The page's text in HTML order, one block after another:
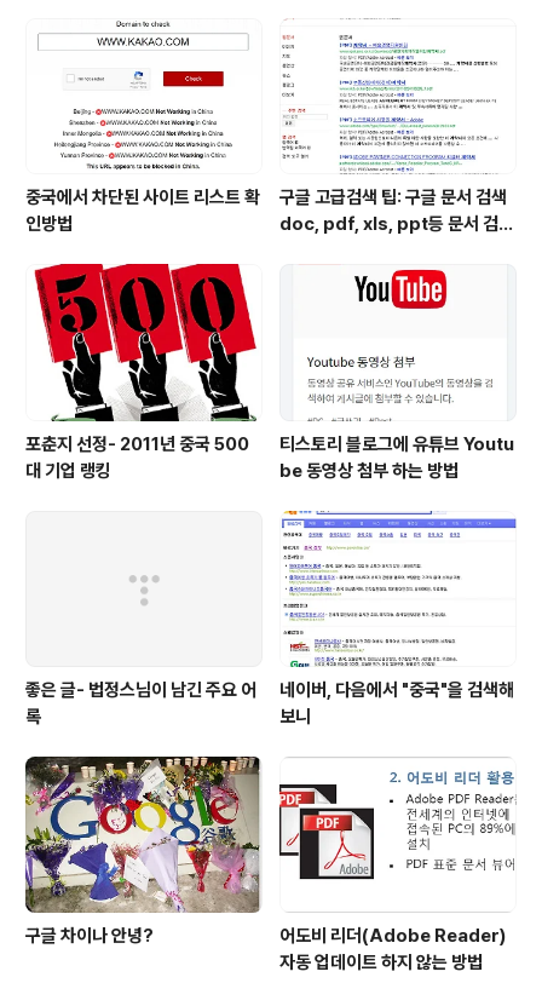
중국에서 차단된 사이트 리스트 확
인방법
구글 고급검색 팁: 구글 문서 검색
doc, pdf, xls, ppt등 문서 검색
포춘지 선정- 2011년 중국 500
대 기업 랭킹
티스토리 블로그에 유튜브 Youtu
be 동영상 첨부 하는 방법
좋은 글- 법정스님이 남긴 주요 어
록
네이버, 다음에서 "중국"을 검색해
보니
구글 차이나 안녕?
어도비 리더(Adobe Reader)
자동 업데이트 하지 않는 방법